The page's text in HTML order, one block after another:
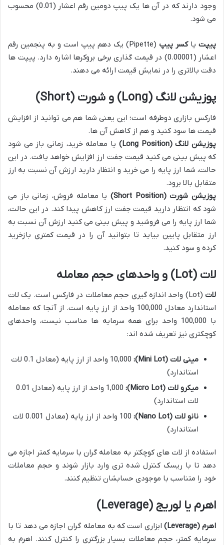
وجود دارند که در آن ها یک پیپ دومین رقم اعشار (0.01) محسوب
می شود.
پیپت یاکسر پیپ
(Pipette) یک دهم پیپ است و به پنجمین رقم
اعشار (0.00001) در قیمت گذاری برخی بروکرها اشاره دارد. پیپت ها
دقت بالاتری را در نمایش قیمت ارائه می دهند.
پوزیشن لانگ (Long) و شورت (Short)
فارکس بازاری دوطرفه است؛ این یعنی شما هم می توانید از افزایش
قیمت ها سود کنید و هم از کاهش آن ها.
پوزیشن لانگ (Long Position)
یا معامله خرید، زمانی باز می شود
که پیش بینی می کنید قیمت جفت ارز افزایش خواهد یافت. در این
حالت، شما ارز پایه را می خرید و انتظار دارید ارزش آن نسبت به ارز
متقابل بالا برود.
پوزیشن شورت (Short Position)
یا معامله فروش، زمانی باز می
شود که انتظار دارید قیمت جفت ارز کاهش پیدا کند. در این حالت،
شما ارز پایه را می فروشید و پیش بینی می کنید ارزش آن نسبت به
ارز متقابل پایین بیاید تا بتوانید آن را در قیمت کمتری بازخرید
کرده و سود کنید.
لات (Lot) و واحدهای حجم معامله
لات
(Lot) واحد اندازه گیری حجم معاملات در فارکس است. یک لات
استاندارد معادل 100,000 واحد از ارز پایه است. از آنجا که معامله
با 100,000 واحد برای همه سرمایه ها مناسب نیست، واحدهای
کوچکتری نیز تعریف شده اند:
مینی لات (Mini Lot):
10,000 واحد از ارز پایه (معادل 0.1 لات
استاندارد)
میکرو لات (Micro Lot):
1,000 واحد از ارز پایه (معادل 0.01
لات استاندارد)
نانو لات (Nano Lot):
100 واحد از ارز پایه (معادل 0.001 لات
استاندارد)
استفاده از لات های کوچکتر به معامله گران با سرمایه کمتر اجازه می
دهد تا با ریسک کنترل شده تری وارد بازار شوند و حجم معاملات
خود را متناسب با موجودی حسابشان تنظیم کنند.
اهرم یا لوریج (Leverage)
اهرم (Leverage)
ابزاری است که به معامله گران اجازه می دهد تا با
سرمایه کمتر، حجم معاملات بسیار بزرگتری را کنترل کنند. اهرم به